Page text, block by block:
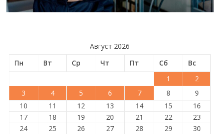
Август 2026
Пн
Вт Ср Чт Пт Сб
Вс
1
2
3
4 5 6 7 8
9
10
11 12 13 14 15
16
17
18 19 20 21 22
23
24
25 26 27 28 29
30